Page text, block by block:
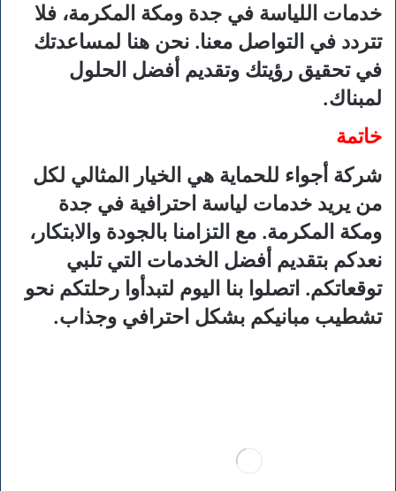
خدمات اللياسة في جدة ومكة المكرمة، فلا
تتردد في التواصل معنا. نحن هنا لمساعدتك
في تحقيق رؤيتك وتقديم أفضل الحلول
لمبناك.
خاتمة
شركة أجواء للحماية هي الخيار المثالي لكل
من يريد خدمات لياسة احترافية في جدة
ومكة المكرمة. مع التزامنا بالجودة والابتكار،
نعدكم بتقديم أفضل الخدمات التي تلبي
توقعاتكم. اتصلوا بنا اليوم لتبدأوا رحلتكم نحو
تشطيب مبانيكم بشكل احترافي وجذاب.